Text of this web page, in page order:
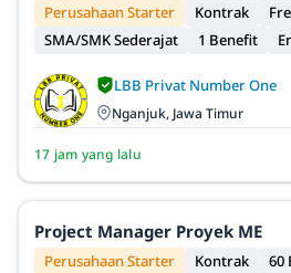
Perusahaan Starter Kontrak
SMA/SMK Sederajat
1 Benefit
LBB Privat Number One
Nganjuk, Jawa Timur
17 jam yang lalu
Project Manager Proyek ME
Perusahaan Starter Kontrak 60